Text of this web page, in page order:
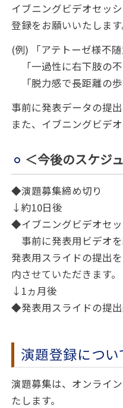
イブニングビデオセッ
登録をお願いいたしま
(例) 「アテトーゼ様不
「一過性に右下肢の
「脱力感で長距離の
事前に発表データの提
また、イブニングビデ
＜今後のスケジ
◆演題募集締め切り
↓約10日後
◆イブニングビデオセ
事前に発表用ビデオ
発表用スライドの提出
内させていただきます。
↓1ヵ月後
◆発表用スライドの提
演題登録につい
演題募集は、オンライ
たします。